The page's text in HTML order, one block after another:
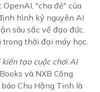
"cha đẻ" của
hình kỷ nguyên AI
sâu sắc về đạo đức,
trong thời đại máy học.
tạo cuộc chơi AI
và NXB Công
Chu Hằng Tinh là